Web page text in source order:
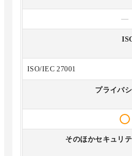
—
ISO/IEC 27001
プライバ
そのほかセキュリ